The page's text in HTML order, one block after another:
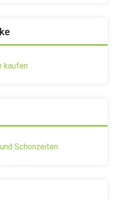
kaufen
Schonzeiten